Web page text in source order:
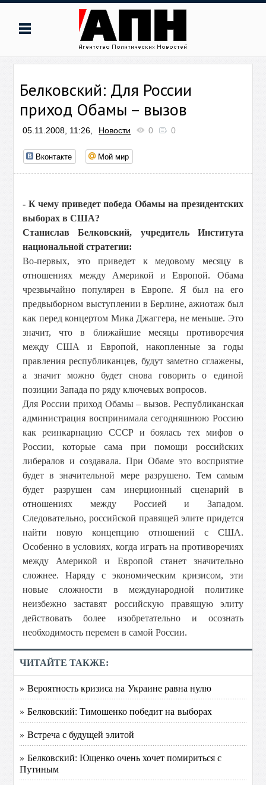
Белковский: Для России
приход Обамы – вызов
05.11.2008, 11:26, Новости 0 0
Вконтакте Мой мир
- К чему приведет победа Обамы на президентских
выборах в США?
Станислав Белковский, учредитель Института
национальной стратегии:
Во-первых, это приведет к медовому месяцу в
отношениях между Америкой и Европой. Обама
чрезвычайно популярен в Европе. Я был на его
предвыборном выступлении в Берлине, ажиотаж был
как перед концертом Мика Джаггера, не меньше. Это
значит, что в ближайшие месяцы противоречия
между США и Европой, накопленные за годы
правления республиканцев, будут заметно сглажены,
а значит можно будет снова говорить о единой
позиции Запада по ряду ключевых вопросов.
Для России приход Обамы – вызов. Республиканская
администрация воспринимала сегодняшнюю Россию
как реинкарнацию СССР и боялась тех мифов о
России, которые сама при помощи российских
либералов и создавала. При Обаме это восприятие
будет в значительной мере разрушено. Тем самым
будет разрушен сам инерционный сценарий в
отношениях между Россией и Западом.
Следовательно, российской правящей элите придется
найти новую концепцию отношений с США.
Особенно в условиях, когда играть на противоречиях
между Америкой и Европой станет значительно
сложнее. Наряду с экономическим кризисом, эти
новые сложности в международной политике
неизбежно заставят российскую правящую элиту
действовать более изобретательно и осознать
необходимость перемен в самой России.
ЧИТАЙТЕ ТАКЖЕ:
» Вероятность кризиса на Украине равна нулю
» Белковский: Тимошенко победит на выборах
» Встреча с будущей элитой
» Белковский: Ющенко очень хочет помириться с
Путиным